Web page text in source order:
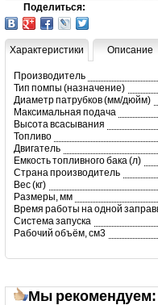
Поделиться:
Характеристики Описание
Производитель
Тип помпы (назначение)
Диаметр патрубков (мм/дюйм)
Максимальная подача
Высота всасывания
Топливо
Двигатель
Емкость топливного бака (л)
Страна производитель
Вес (кг)
Размеры, мм
Время работы на одной
Система запуска
Рабочий объём, см3
Мы рекомендуем: